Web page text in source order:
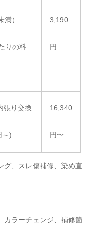
満）
りの料
3,190
円
張り交換
～)
16,340
円〜
グ、スレ傷補修、染め直
カラーチェンジ、補修箇